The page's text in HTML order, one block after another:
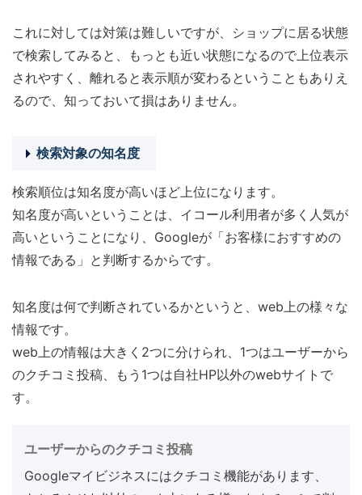
これに対しては対策は難しいですが、ショップに居る状態
で検索してみると、もっとも近い状態になるので上位表示
されやすく、離れると表示順が変わるということもありえ
るので、知っておいて損はありません。
検索対象の知名度
検索順位は知名度が高いほど上位になります。
知名度が高いということは、イコール利用者が多く人気が
高いということになり、Googleが「お客様におすすめの
情報である」と判断するからです。
知名度は何で判断されているかというと、web上の様々な
情報です。
web上の情報は大きく2つに分けられ、1つはユーザーから
のクチコミ投稿、もう1つは自社HP以外のwebサイトで
す。
ユーザーからのクチコミ投稿
Googleマイビジネスにはクチコミ機能があります、